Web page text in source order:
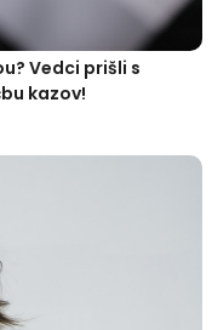
Vedci prišli s
kazov!